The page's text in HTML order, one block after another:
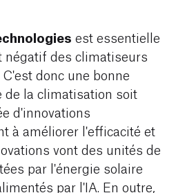
est essentielle
négatif des climatiseurs
donc une bonne
de la climatisation soit
d'innovations
à améliorer l'efficacité et
vont des unités de
par l'énergie solaire
par l'IA. En outre,